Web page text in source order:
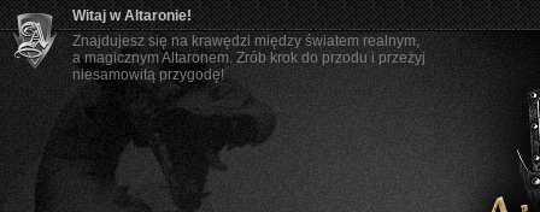
Witaj w Altaronie!
Znajdujesz się na krawędzi między światem realnym,
a magicznym Altaronem. Zrób krok do przodu i przeżyj
niesamowitą przygodę!